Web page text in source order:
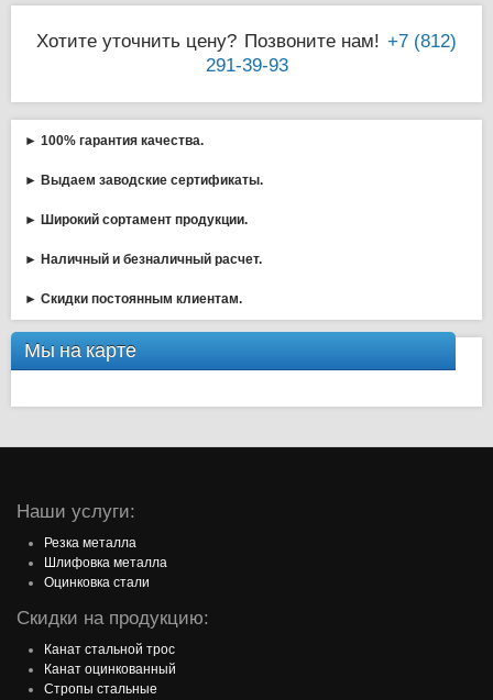
Хотите уточнить цену? Позвоните нам! +7 (812)
291-39-93
► 100% гарантия качества.
► Выдаем заводские сертификаты.
► Широкий сортамент продукции.
► Наличный и безналичный расчет.
► Скидки постоянным клиентам.
Мы на карте
Наши услуги:
Резка металла
Шлифовка металла
Оцинковка стали
Скидки на продукцию:
Канат стальной трос
Канат оцинкованный
Стропы стальные